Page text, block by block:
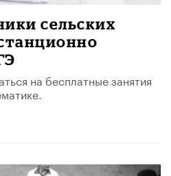
сельских
на бесплатные занятия